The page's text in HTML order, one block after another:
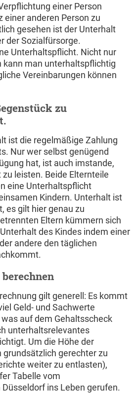
einer Person
einer anderen Person zu
gesehen ist der Unterhalt
der Sozialfürsorge.
Unterhaltspflicht. Nicht nur
kann man unterhaltspflichtig
Vereinbarungen können
zu
ist die regelmäßige Zahlung
Nur wer selbst genügend
hat, ist auch imstande,
leisten. Beide Elternteile
eine Unterhaltspflicht
Kindern. Unterhalt ist
es gilt hier genau zu
Eltern kümmern sich
des Kindes indem einer
andere den täglichen
gilt generell: Es kommt
Geld- und Sachwerte
auf dem Gehaltsscheck
unterhaltsrelevantes
Um die Höhe der
gerechter zu
weiter zu entlasten),
Tabelle vom
ins Leben gerufen.